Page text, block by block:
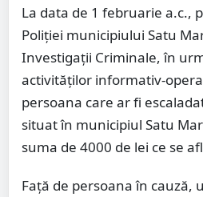
La data de 1 februarie a.c.,
Poliției municipiului Satu
Investigații Criminale, în
activităților informativ-
persoana care ar fi
situat în municipiul Satu
suma de 4000 de lei ce se
Față de persoana în cauză,